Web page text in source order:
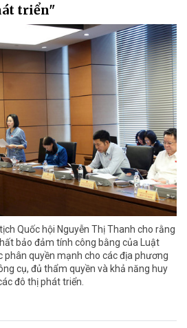
triển"
Quốc hội Nguyễn Thị Thanh cho rằng
bảo đảm tính công bằng của Luật
phân quyền mạnh cho các địa phương
cụ, đủ thẩm quyền và khả năng huy
đô thị phát triển.